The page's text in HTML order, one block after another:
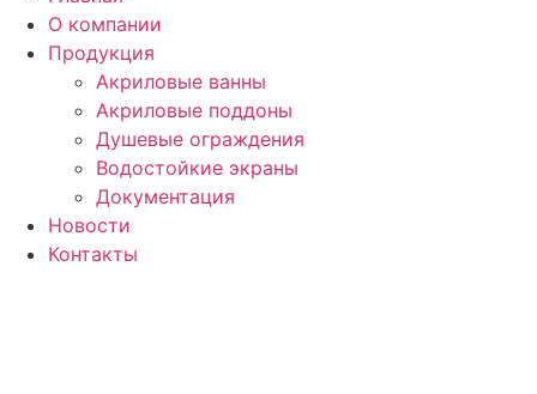
О компании
Продукция
Акриловые ванны
Акриловые поддоны
Душевые ограждения
Водостойкие экраны
Документация
Новости
Контакты